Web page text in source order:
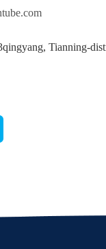
Tianning-